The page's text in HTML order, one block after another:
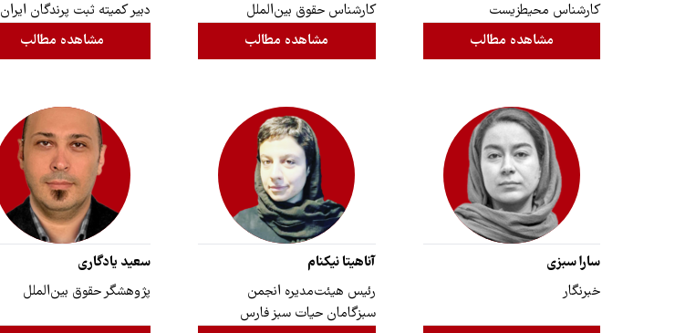
کارشناس محیطزیست
مشاهده مطالب
کارشناس حقوق بین‌الملل
مشاهده مطالب
دبیر کمیته ثبت پرندگان ایران
مشاهده مطالب
سارا سبزی
خبرنگار
آناهیتا نیکنام
رئیس هیئت‌مدیره انجمن
سبزگامان حیات سبز فارس
سعید یادگاری
پژوهشگر حقوق بین‌الملل